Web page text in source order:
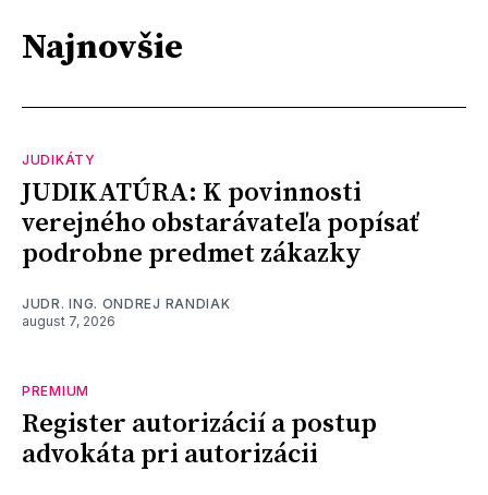
Najnovšie
JUDIKÁTY
JUDIKATÚRA: K povinnosti
verejného obstarávateľa popísať
podrobne predmet zákazky
JUDR. ING. ONDREJ RANDIAK
august 7, 2026
PREMIUM
Register autorizácií a postup
advokáta pri autorizácii